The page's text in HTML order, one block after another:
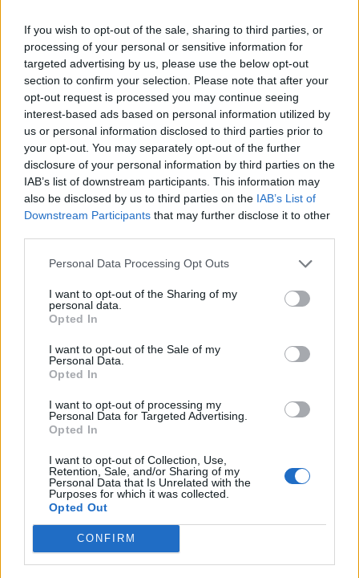
If you wish to opt-out of the sale, sharing to third parties, or
processing of your personal or sensitive information for
targeted advertising by us, please use the below opt-out
section to confirm your selection. Please note that after your
opt-out request is processed you may continue seeing
interest-based ads based on personal information utilized by
us or personal information disclosed to third parties prior to
your opt-out. You may separately opt-out of the further
disclosure of your personal information by third parties on the
IAB’s list of downstream participants. This information may
also be disclosed by us to third parties on the IAB’s List of
Downstream Participants that may further disclose it to other
Personal Data Processing Opt Outs
I want to opt-out of the Sharing of my
personal data.
Opted In
I want to opt-out of the Sale of my
Personal Data.
Opted In
I want to opt-out of processing my
Personal Data for Targeted Advertising.
Opted In
I want to opt-out of Collection, Use,
Retention, Sale, and/or Sharing of my
Personal Data that Is Unrelated with the
Purposes for which it was collected.
Opted Out
CONFIRM